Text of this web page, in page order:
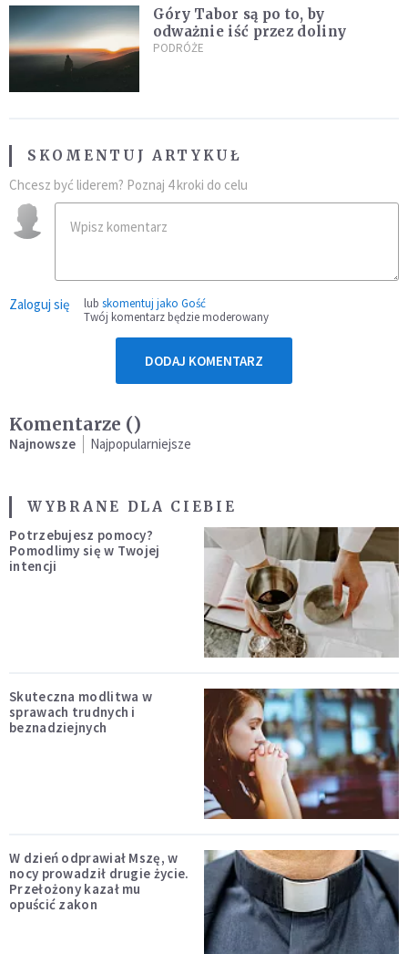
Góry Tabor są po to, by
odważnie iść przez doliny
PODRÓŻE
SKOMENTUJ ARTYKUŁ
Chcesz być liderem? Poznaj 4 kroki do celu
Zaloguj się lub skomentuj jako Gość
Twój komentarz będzie moderowany
DODAJ KOMENTARZ
Komentarze ()
Najnowsze Najpopularniejsze
WYBRANE DLA CIEBIE
Potrzebujesz pomocy?
Pomodlimy się w Twojej
intencji
Skuteczna modlitwa w
sprawach trudnych i
beznadziejnych
W dzień odprawiał Mszę, w
nocy prowadził drugie życie.
Przełożony kazał mu
opuścić zakon